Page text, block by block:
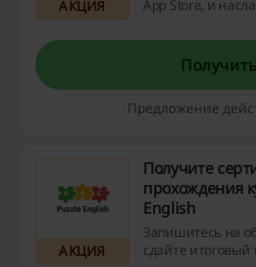
АКЦИЯ
App Store, и
Подарите себе
местной кухни,
вашему порогу -
промоакциями и
Предложение
АКЦИЯ
Получите
прохождения
English
Запишитесь на
сдайте итоговый